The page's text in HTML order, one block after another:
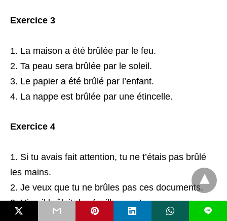
Exercice 3
La maison a été brûlée par le feu.
Ta peau sera brûlée par le soleil.
Le papier a été brûlé par l’enfant.
La nappe est brûlée par une étincelle.
Exercice 4
Si tu avais fait attention, tu ne t’étais pas brûlé
les mains.
Je veux que tu ne brûles pas ces documents.
Hier, il brûlait des feuilles mortes.
Ne brûle pas les étapes, prends ton temps !
L